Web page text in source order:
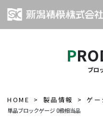
ブロ
HOME 製品情報 ゲー
単品ブロックゲージ 0級相当品